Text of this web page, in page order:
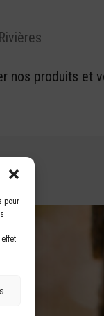
pour
nos produits et